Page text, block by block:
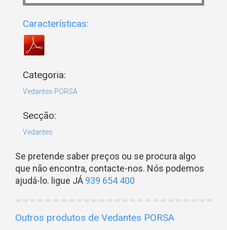
Características:
Categoria:
Vedantes PORSA
Secção:
Vedantes
Se pretende saber preços ou se procura algo
que não encontra, contacte-nos. Nós podemos
ajudá-lo. ligue JÁ 939 654 400
Outros produtos de Vedantes PORSA